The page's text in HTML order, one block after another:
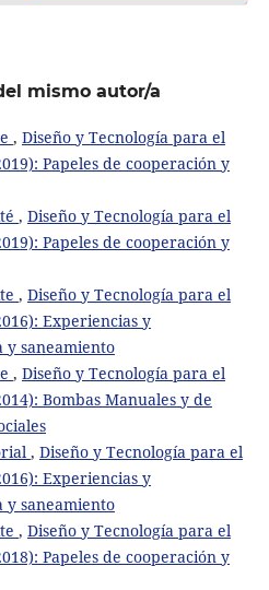
mismo autor/a
, Diseño y Tecnología para el
Papeles de cooperación y
, Diseño y Tecnología para el
Papeles de cooperación y
, Diseño y Tecnología para el
Experiencias y
y saneamiento
, Diseño y Tecnología para el
Bombas Manuales y de
, Diseño y Tecnología para el
Experiencias y
y saneamiento
, Diseño y Tecnología para el
Papeles de cooperación y